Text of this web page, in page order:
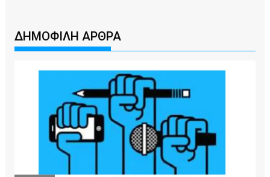
ΔΗΜΟΦΙΛΗ ΑΡΘΡΑ